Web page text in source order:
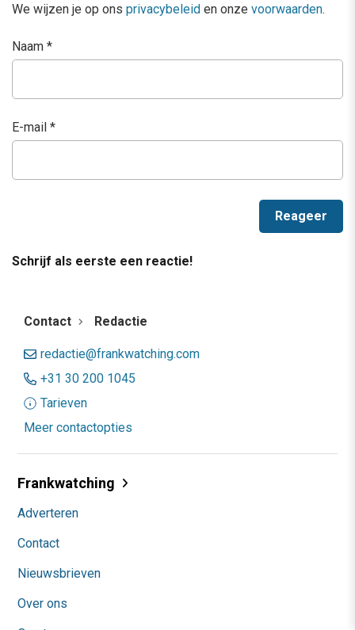
We wijzen je op ons privacybeleid en onze voorwaarden.
Naam *
E-mail *
Schrijf als eerste een reactie!
Contact Redactie
redactie@frankwatching.com
+31 30 200 1045
Tarieven
Meer contactopties
Frankwatching
Adverteren
Contact
Nieuwsbrieven
Over ons